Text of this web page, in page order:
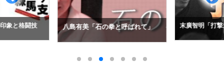
象と格闘技 八島有美「石の拳と呼ばれて」 末廣智明「打